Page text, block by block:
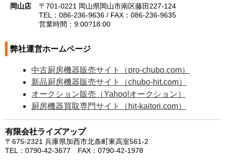
岡山店
〒701-0221 岡山県岡山市南区藤田227-124
TEL：086-236-9636 / FAX：086-236-9635
営業時間：9:00?18:00
弊社運営ホームページ
中古厨房機器販売サイト（pro-chubo.com）
新品厨房機器販売サイト（chubo-hit.com）
オークション販売（Yahoo!オークション）
厨房機器買取専門サイト（hit-kaitori.com）
有限会社ライズアップ
〒675-2321 兵庫県加西市北条町東高室561-2
TEL：0790-42-3677 FAX：0790-42-1978